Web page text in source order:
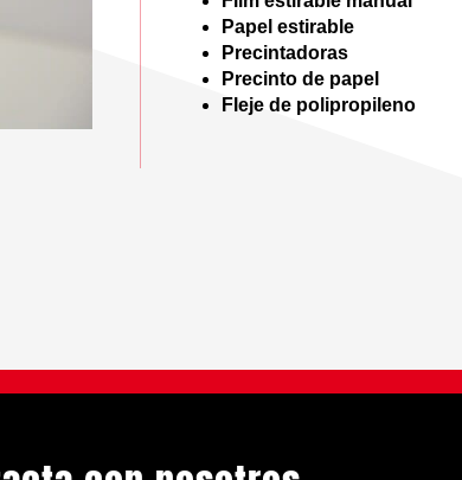
Papel estirable
Precintadoras
Precinto de papel
Fleje de polipropileno